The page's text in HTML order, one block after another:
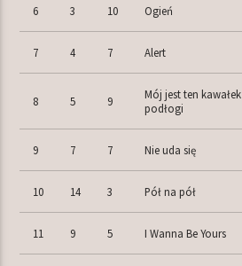
6 3 10 Ogień
7 4 7 Alert
8 5 9
Mój jest ten kawałek
podłogi
9 7 7 Nie uda się
10 14 3 Pół na pół
11 9 5 I Wanna Be Yours